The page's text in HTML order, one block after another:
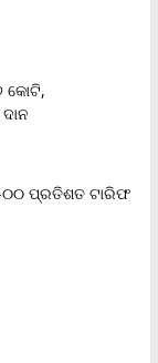
କୋଟି,
ପ୍ରତିଶତ ଟାରିଫ